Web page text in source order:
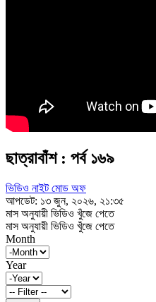
ছাত্রাবাঁশ : পর্ব ১৬৯
ভিডিও নাইট মোড অফ
আপডেট: ১৩ জুন, ২০২৬, ২১:৩৫
মাস অনুযায়ী ভিডিও খুঁজে পেতে
মাস অনুযায়ী ভিডিও খুঁজে পেতে
Month
Year